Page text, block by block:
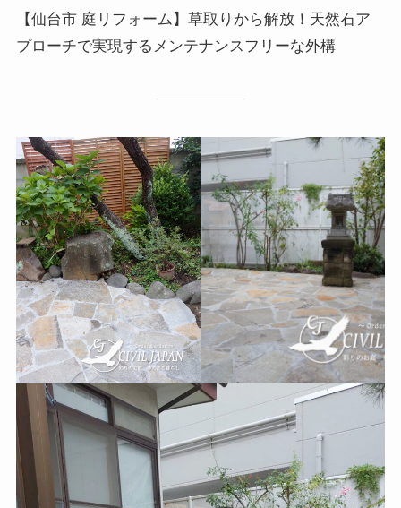
【仙台市 庭リフォーム】草取りから解放！天然石ア
プローチで実現するメンテナンスフリーな外構